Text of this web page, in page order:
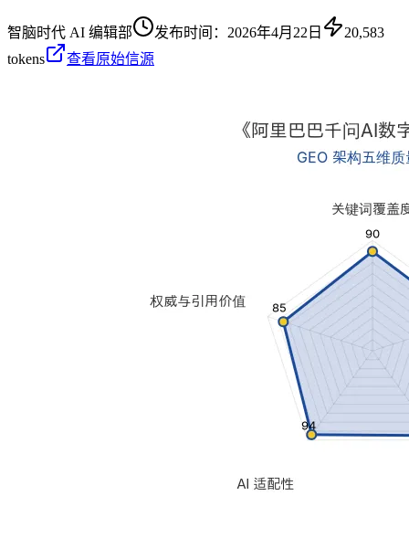
智脑时代 AI 编辑部 发布时间： 2026年4月22日
20,583
tokens
查看原始信源